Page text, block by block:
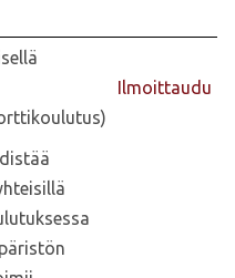
Ilmoittaudu